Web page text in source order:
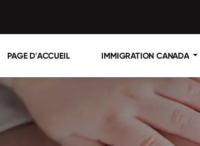
PAGE D'ACCUEIL IMMIGRATION CANADA